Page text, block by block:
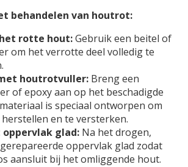
behandelen van houtrot:
rotte hout:Gebruik een beitel of
om het verrotte deel volledig te
houtrotvuller: Breng een
of epoxy aan op het beschadigde
is speciaal ontworpen om
en te versterken.
oppervlak glad: Na het drogen,
oppervlak glad zodat
aansluit bij het omliggende hout.